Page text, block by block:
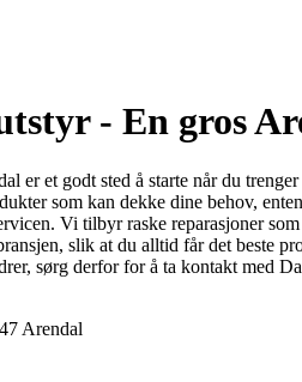
- En gros
er et godt sted å starte når du
som kan dekke dine behov,
Vi tilbyr raske reparasjoner
slik at du alltid får det beste
sørg derfor for å ta kontakt med
Arendal